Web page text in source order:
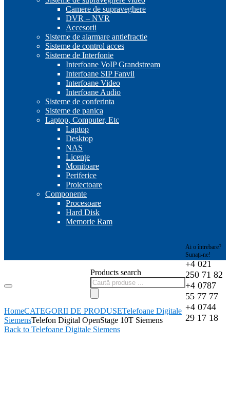
Camere de supraveghere
DVR – NVR
Accesorii
Sisteme de alarmare antiefractie
Sisteme de control acces
Sisteme de Interfonie
Interfoane VoIP Grandstream
Interfoane SIP Fanvil
Interfoane Video
Interfoane Audio
Sisteme de conferinta
Sisteme de panica
Laptop, Computer, Etc
Laptop
Desktop
NAS
Licențe
Monitoare
Periferice
Proiectoare
Componente
Procesoare
Hard Disk
Memorie Ram
Products search
Ai o întrebare?
Sunați-ne!
+4 021
250 71 82
+4 0787
55 77 77
+4 0744
29 17 18
HomeCATEGORII DE PRODUSETelefoane Digitale
SiemensTelefon Digital OpenStage 10T Siemens
Back to Telefoane Digitale Siemens